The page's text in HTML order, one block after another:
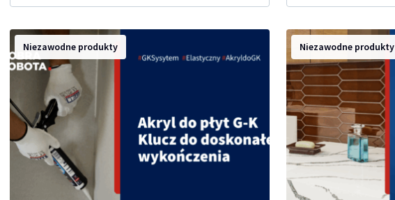
Niezawodne produkty Niezawodne produkty